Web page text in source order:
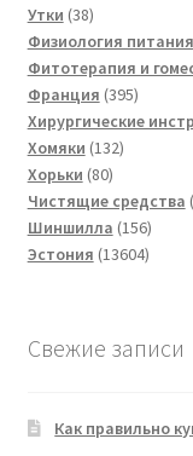
Утки 3838
товаров
Физиология питания
Фитотерапия и
Франция 395395
товаров
Хирургические
Хомяки 132132
Хорьки 8080
товаров
Чистящие средства
Шиншилла 156156
Эстония 1360413604
Свежие записи
Как правильно